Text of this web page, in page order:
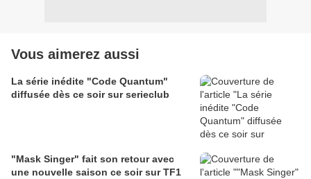
Vous aimerez aussi
La série inédite "Code Quantum"
diffusée dès ce soir sur serieclub
"Mask Singer" fait son retour avec
une nouvelle saison ce soir sur TF1